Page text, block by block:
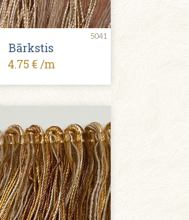
5041
Bārkstis
4.75 € /m